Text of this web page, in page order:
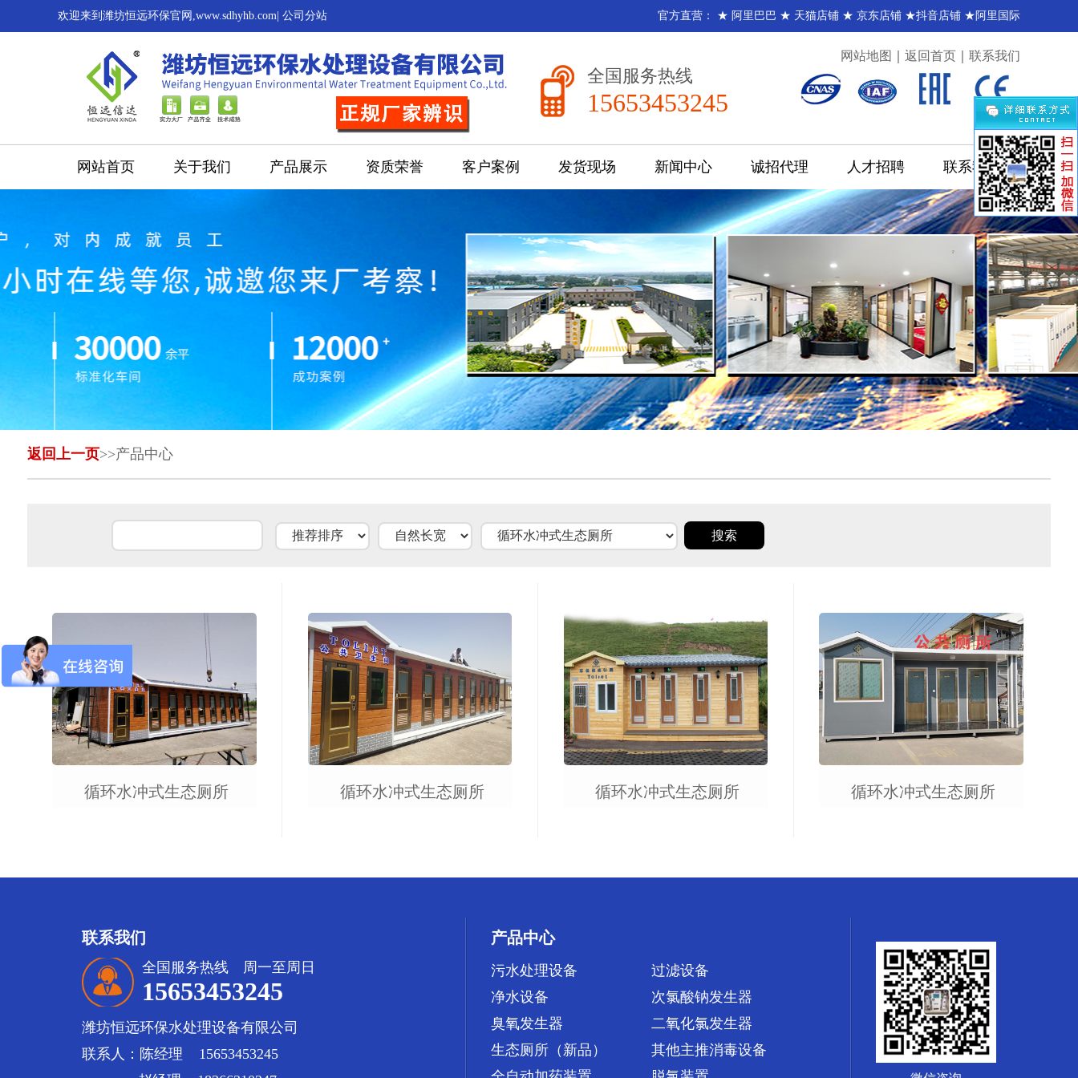
欢迎来到潍坊恒远环保官网,www.sdhyhb.com| 公司分站 官方直营： ★ 阿里巴巴 ★ 天猫店铺 ★ 京东店铺 ★抖音店铺 ★ 阿里国际
全国服务热线
15653453245
网站地图 返回首页 联系我们
网站首页 关于我们 产品展示 资质荣誉 客户案例 发货现场 新闻中心 诚招代理 人才招聘 联系我们
返回上一页>>产品中心
循环水冲式生态厕所 循环水冲式生态厕所 循环水冲式生态厕所 循环水冲式生态厕所
联系我们
全国服务热线 周一至周日
15653453245
潍坊恒远环保水处理设备有限公司
联系人：陈经理 15653453245
产品中心
污水处理设备
过滤设备
净水设备
次氯酸钠发生器
臭氧发生器
二氧化氯发生器
生态厕所（新品）
其他主推消毒设备